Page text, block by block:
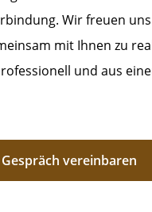
Wir freuen
mit Ihnen zu
und aus
Gespräch vereinbaren